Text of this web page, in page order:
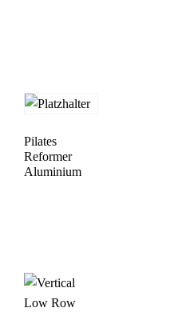
Pilates
Reformer
Aluminium